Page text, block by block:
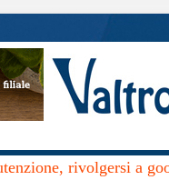
rivolgersi a